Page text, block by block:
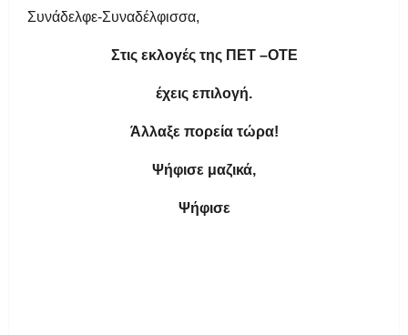
Συνάδελφε-Συναδέλφισσα,
Στις εκλογές της ΠΕΤ –ΟΤΕ
έχεις επιλογή.
Άλλαξε πορεία τώρα!
Ψήφισε μαζικά,
Ψήφισε